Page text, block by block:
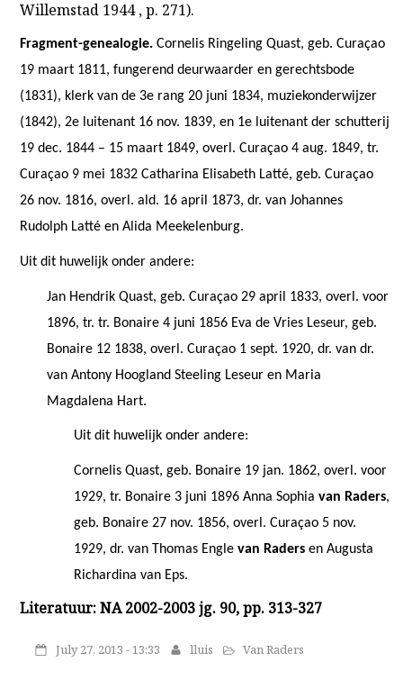
Willemstad 1944 , p. 271).
Fragment-genealogie.Cornelis Ringeling Quast, geb. Curaçao
19 maart 1811, fungerend deurwaarder en gerechtsbode
(1831), klerk van de 3e rang 20 juni 1834, muziekonderwijzer
(1842), 2e luitenant 16 nov. 1839, en 1e luitenant der schutterij
19 dec. 1844 – 15 maart 1849, overl. Curaçao 4 aug. 1849, tr.
Curaçao 9 mei 1832 Catharina Elisabeth Latté, geb. Curaçao
26 nov. 1816, overl. ald. 16 april 1873, dr. van Johannes
Rudolph Latté en Alida Meekelenburg.
Uit dit huwelijk onder andere:
Jan Hendrik Quast, geb. Curaçao 29 april 1833, overl. voor
1896, tr. tr. Bonaire 4 juni 1856 Eva de Vries Leseur, geb.
Bonaire 12 1838, overl. Curaçao 1 sept. 1920, dr. van dr.
van Antony Hoogland Steeling Leseur en Maria
Magdalena Hart.
Uit dit huwelijk onder andere:
Cornelis Quast, geb. Bonaire 19 jan. 1862, overl. voor
1929, tr. Bonaire 3 juni 1896 Anna Sophia van Raders,
geb. Bonaire 27 nov. 1856, overl. Curaçao 5 nov.
1929, dr. van Thomas Engle van Radersen Augusta
Richardina van Eps.
Literatuur: NA 2002-2003 jg. 90, pp. 313-327
July 27, 2013 - 13:33 lluis Van Raders